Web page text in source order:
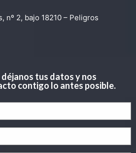
nº 2, bajo 18210 – Peligros
tus datos y nos
contigo lo antes posible.